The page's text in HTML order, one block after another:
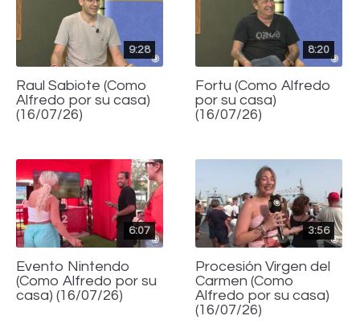
9:28
Raul Sabiote (Como
Alfredo por su casa)
(16/07/26)
8:20
Fortu (Como Alfredo
por su casa)
(16/07/26)
6:07
Evento Nintendo
(Como Alfredo por su
casa) (16/07/26)
3:56
Procesión Virgen del
Carmen (Como
Alfredo por su casa)
(16/07/26)